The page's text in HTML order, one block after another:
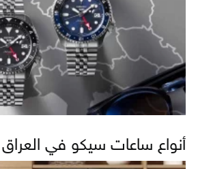
أنواع ساعات سيكو في العراق